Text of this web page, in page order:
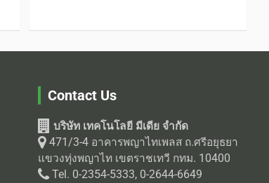
Contact Us
บริษัท เทคโนโลยี มีเดีย จำกัด
471/3-4 อาคารพญาไทเพลส ถ.ศรีอยุธยา
แขวงทุ่งพญาไท เขตราชเทวี กทม. 10400
Tel. 0-2354-5333, 0-2644-6649